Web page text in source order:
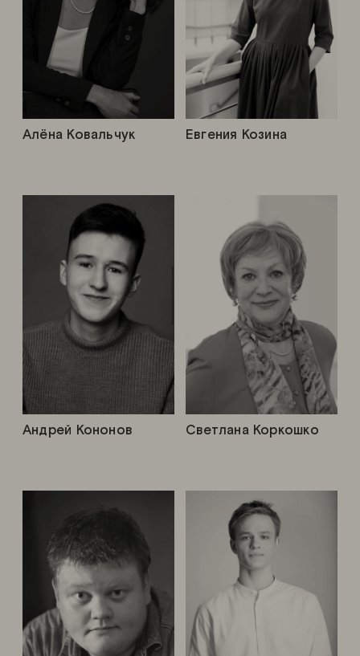
Светлана Коркошко
Евгения Козина
Андрей Кононов
Алёна Ковальчук